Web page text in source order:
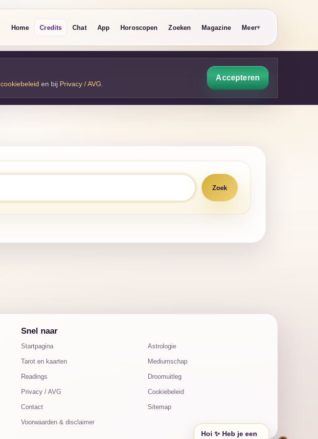
Home Credits Chat App Horoscopen Zoeken Magazine Meer
cookiebeleid en bij Privacy / AVG
Accepteren
Snel naar
Startpagina Astrologie
Tarot en kaarten Mediumschap
Readings Droomuitleg
Privacy / AVG Cookiebeleid
Contact Sitemap
Voorwaarden & disclaimer
Hoi ✨ Heb je een